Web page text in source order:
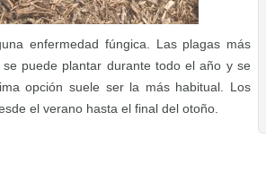
enfermedad fúngica. Las plagas más
puede plantar durante todo el año y se
opción suele ser la más habitual. Los
el verano hasta el final del otoño.